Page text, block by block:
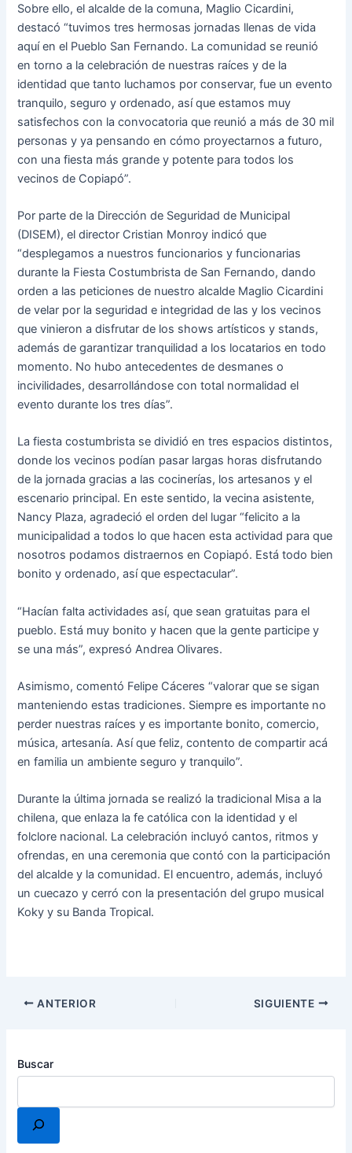
Sobre ello, el alcalde de la comuna, Maglio Cicardini,
destacó “tuvimos tres hermosas jornadas llenas de vida
aquí en el Pueblo San Fernando. La comunidad se reunió
en torno a la celebración de nuestras raíces y de la
identidad que tanto luchamos por conservar, fue un evento
tranquilo, seguro y ordenado, así que estamos muy
satisfechos con la convocatoria que reunió a más de 30 mil
personas y ya pensando en cómo proyectarnos a futuro,
con una fiesta más grande y potente para todos los
vecinos de Copiapó”.
Por parte de la Dirección de Seguridad de Municipal
(DISEM), el director Cristian Monroy indicó que
“desplegamos a nuestros funcionarios y funcionarias
durante la Fiesta Costumbrista de San Fernando, dando
orden a las peticiones de nuestro alcalde Maglio Cicardini
de velar por la seguridad e integridad de las y los vecinos
que vinieron a disfrutar de los shows artísticos y stands,
además de garantizar tranquilidad a los locatarios en todo
momento. No hubo antecedentes de desmanes o
incivilidades, desarrollándose con total normalidad el
evento durante los tres días”.
La fiesta costumbrista se dividió en tres espacios distintos,
donde los vecinos podían pasar largas horas disfrutando
de la jornada gracias a las cocinerías, los artesanos y el
escenario principal. En este sentido, la vecina asistente,
Nancy Plaza, agradeció el orden del lugar “felicito a la
municipalidad a todos lo que hacen esta actividad para que
nosotros podamos distraernos en Copiapó. Está todo bien
bonito y ordenado, así que espectacular”.
“Hacían falta actividades así, que sean gratuitas para el
pueblo. Está muy bonito y hacen que la gente participe y
se una más”, expresó Andrea Olivares.
Asimismo, comentó Felipe Cáceres “valorar que se sigan
manteniendo estas tradiciones. Siempre es importante no
perder nuestras raíces y es importante bonito, comercio,
música, artesanía. Así que feliz, contento de compartir acá
en familia un ambiente seguro y tranquilo”.
Durante la última jornada se realizó la tradicional Misa a la
chilena, que enlaza la fe católica con la identidad y el
folclore nacional. La celebración incluyó cantos, ritmos y
ofrendas, en una ceremonia que contó con la participación
del alcalde y la comunidad. El encuentro, además, incluyó
un cuecazo y cerró con la presentación del grupo musical
Koky y su Banda Tropical.
ANTERIOR SIGUIENTE
Buscar